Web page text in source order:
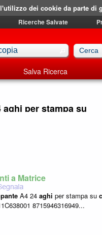
Ricerche Salvate
Salva Ricerca
aghi per stampa su
a Matrice
A4 24 aghi per stampa su
8715946316949...
dei cookie da parte di